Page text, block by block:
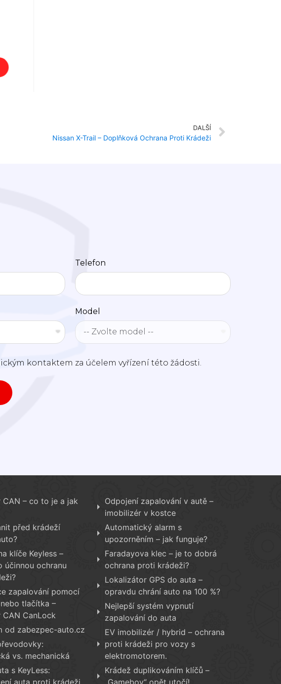
DALŠÍ
Nissan X-Trail – Doplňková Ochrana Proti Krádeži
Telefon
Model
kontaktem za účelem vyřízení této žádosti.
CAN – co to je a jak
před krádeží
klíče Keyless –
účinnou ochranu
zapalování pomocí
tlačítka –
CAN CanLock
od zabezpec-auto.cz
vs. mechanická
s KeyLess:
Odpojení zapalování v autě –
imobilizér v kostce
Automatický alarm s
upozorněním – jak funguje?
Faradayova klec – je to dobrá
ochrana proti krádeži?
Lokalizátor GPS do auta –
opravdu chrání auto na 100 %?
Nejlepší systém vypnutí
zapalování do auta
EV imobilizér / hybrid – ochrana
proti krádeži pro vozy s
elektromotorem.
Krádež duplikováním klíčů –